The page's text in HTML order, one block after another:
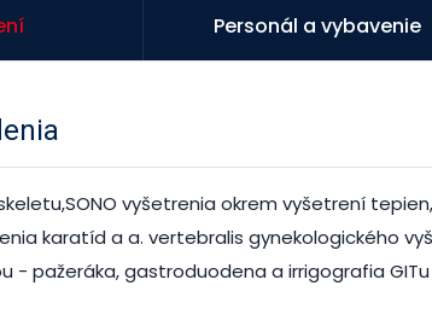
Personál a vybavenie
vyšetrenia okrem vyšetrení
karatíd a a. vertebralis gynekologického
- pažeráka, gastroduodena a irrigografia